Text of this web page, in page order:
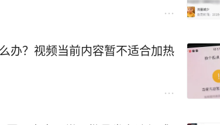
办？视频当前内容暂不适合加热